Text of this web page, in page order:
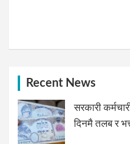
Recent News
सरकारी
दिनमै तलब र